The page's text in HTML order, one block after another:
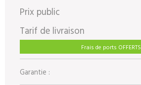
Prix public
Tarif de livraison
Frais de ports OFFERTS
Garantie :